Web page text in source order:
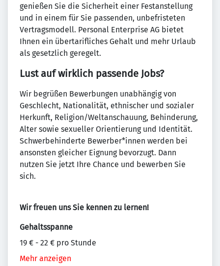
genießen Sie die Sicherheit einer Festanstellung
und in einem für Sie passenden, unbefristeten
Vertragsmodell. Personal Enterprise AG bietet
Ihnen ein übertarifliches Gehalt und mehr Urlaub
als gesetzlich geregelt.
Lust auf wirklich passende Jobs?
Wir begrüßen Bewerbungen unabhängig von
Geschlecht, Nationalität, ethnischer und sozialer
Herkunft, Religion/Weltanschauung, Behinderung,
Alter sowie sexueller Orientierung und Identität.
Schwerbehinderte Bewerber*innen werden bei
ansonsten gleicher Eignung bevorzugt. Dann
nutzen Sie jetzt Ihre Chance und bewerben Sie
sich.
Wir freuen uns Sie kennen zu lernen!
Gehaltsspanne
19 € - 22 € pro Stunde
Mehr anzeigen